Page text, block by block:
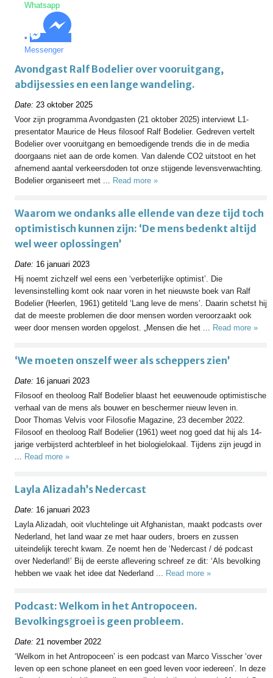
Whatsapp
Messenger
Avondgast Ralf Bodelier over vooruitgang,
abdijsessies en een lange wandeling.
Date: 23 oktober 2025
Voor zijn programma Avondgasten (21 oktober 2025) interviewt L1-
presentator Maurice de Heus filosoof Ralf Bodelier. Gedreven vertelt
Bodelier over vooruitgang en bemoedigende trends die in de media
doorgaans niet aan de orde komen. Van dalende CO2 uitstoot en het
afnemend aantal verkeersdoden tot onze stijgende levensverwachting.
Bodelier organiseert met ... Read more »
Waarom we ondanks alle ellende van deze tijd toch
optimistisch kunnen zijn: ‘De mens bedenkt altijd
wel weer oplossingen’
Date: 16 januari 2023
Hij noemt zichzelf wel eens een ‘verbeterlijke optimist’. Die
levensinstelling komt ook naar voren in het nieuwste boek van Ralf
Bodelier (Heerlen, 1961) getiteld ‘Lang leve de mens’. Daarin schetst hij
dat de meeste problemen die door mensen worden veroorzaakt ook
weer door mensen worden opgelost. „Mensen die het ... Read more »
‘We moeten onszelf weer als scheppers zien’
Date: 16 januari 2023
Filosoof en theoloog Ralf Bodelier blaast het eeuwenoude optimistische
verhaal van de mens als bouwer en beschermer nieuw leven in.
Door Thomas Velvis voor Filosofie Magazine, 23 december 2022.
Filosoof en theoloog Ralf Bodelier (1961) weet nog goed dat hij als 14-
jarige verbijsterd achterbleef in het biologielokaal. Tijdens zijn jeugd in
... Read more »
Layla Alizadah’s Nedercast
Date: 16 januari 2023
Layla Alizadah, ooit vluchtelinge uit Afghanistan, maakt podcasts over
Nederland, het land waar ze met haar ouders, broers en zussen
uiteindelijk terecht kwam. Ze noemt hen de ‘Nedercast / dé podcast
over Nederland!’ Bij de eerste aflevering schreef ze dit: ‘Als bevolking
hebben we vaak het idee dat Nederland ... Read more »
Podcast: Welkom in het Antropoceen.
Bevolkingsgroei is geen probleem.
Date: 21 november 2022
‘Welkom in het Antropoceen’ is een podcast van Marco Visscher ‘over
leven op een schone planeet en een goed leven voor iedereen’. In deze